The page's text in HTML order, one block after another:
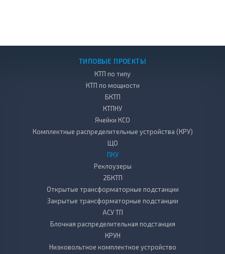
ТИПОВЫЕ ПРОЕКТЫ
КТП по типу
КТП по мощности
БКТП
КТПНУ
Ячейки КСО
Комплектные распределительные устройства (КРУ)
ЩО
ПКУ
Реклоузеры
2БКТП
Открытые трансформаторные подстанции
Закрытые трансформаторные подстанции
АСУ ТП
Блочная распределительная подстанция
КРУН
Низковольтное комплектное устройство